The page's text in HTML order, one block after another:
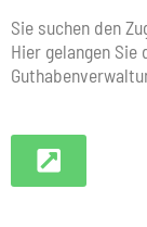
Sie suchen den
Hier gelangen